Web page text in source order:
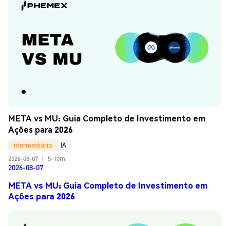
META vs MU: Guia Completo de Investimento em
Ações para 2026
Intermediário
IA
2026-08-07
5-10m
2026-08-07
META vs MU: Guia Completo de Investimento em
Ações para 2026